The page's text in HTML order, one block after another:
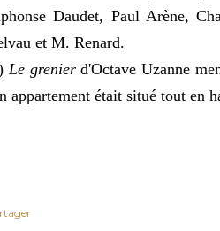
Daudet, Paul Arène,
et M. Renard.
Le grenierd'Octave Uzanne
appartement était situé tout en